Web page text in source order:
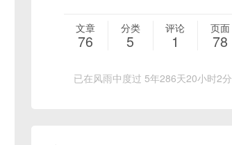
文章
76
分类
5
评论
1
页面
78
已在风雨中度过 5年286天20小时2分